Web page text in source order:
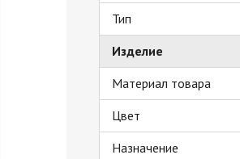
Тип
Изделие
Материал товара
Цвет
Назначение